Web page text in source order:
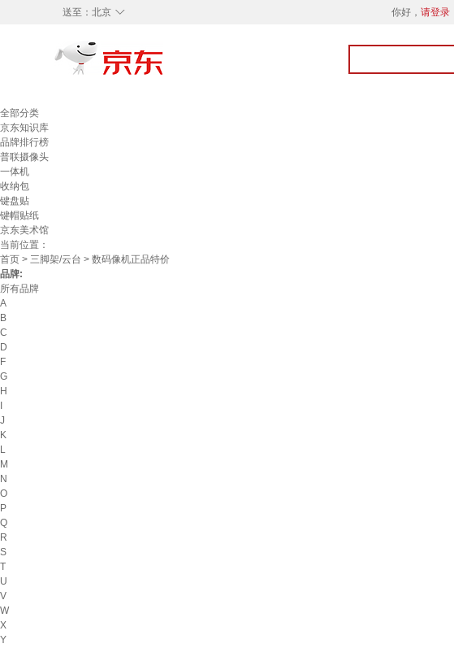
◇
送至： 北京 你好， 请登录
全部分类
京东知识库
品牌排行榜
普联摄像头
一体机
收纳包
键盘贴
键帽贴纸
京东美术馆
当前位置：
首页 > 三脚架/云台 > 数码像机正品特价
品牌:
所有品牌
A
B
C
D
F
G
H
J
K
L
M
N
O
P
Q
R
S
T
U
V
W
X
Y